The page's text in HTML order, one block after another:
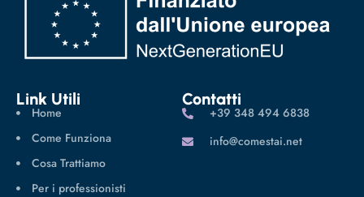
Link Utili
Home
Come Funziona
Cosa Trattiamo
Per i professionisti
Contatti
‪+39 348 494 6838
info@comestai.net